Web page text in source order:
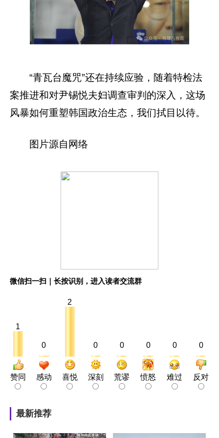
“青瓦台魔咒”还在持续应验，随着特检法
案推进和对尹锡悦夫妇调查审判的深入，这场
风暴如何重塑韩国政治生态，我们拭目以待。
图片源自网络
微信扫一扫｜长按识别，进入读者交流群
1
赞同
0
感动
2
喜悦
0
深刻
0
荒谬
0
愤怒
0
难过
0
反对
最新推荐